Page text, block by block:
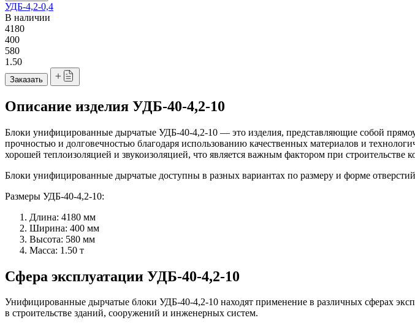
УДБ-4,2-0,4
В наличии
4180
400
580
1.50
Заказать
Описание изделия УДБ-40-4,2-10
Блоки унифицированные дырчатые УДБ-40-4,2-10 — это изделия, представляющие собой
прочностью и долговечностью благодаря использованию качественных материалов и
хорошей теплоизоляцией и звукоизоляцией, что является важным фактором при
Блоки унифицированные дырчатые доступны в разных вариантах по размеру и форме
Размеры УДБ-40-4,2-10:
Длина: 4180 мм
Ширина: 400 мм
Высота: 580 мм
Масса: 1.50 т
Сфера эксплуатации УДБ-40-4,2-10
Унифицированные дырчатые блоки УДБ-40-4,2-10 находят применение в различных сферах
в строительстве зданий, сооружений и инженерных систем.